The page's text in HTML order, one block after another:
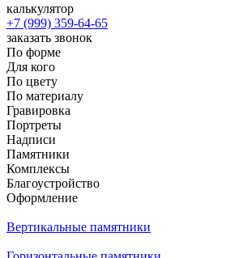
калькулятор
+7 (999) 359-64-65
заказать звонок
По форме
Для кого
По цвету
По материалу
Гравировка
Портреты
Надписи
Памятники
Комплексы
Благоустройство
Оформление
Вертикальные памятники